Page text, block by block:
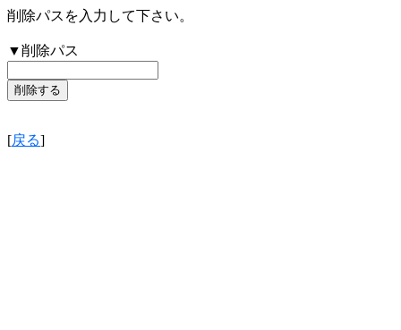
削除パスを入力して下さい。
▼削除パス
[戻る]